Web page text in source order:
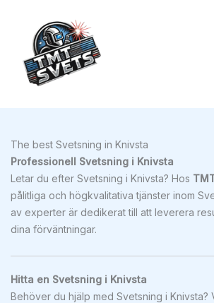
innehåll
The best Svetsning in Knivsta
Professionell Svetsning i Knivsta
Letar du efter Svetsning i Knivsta? Hos
pålitliga och högkvalitativa tjänster inom
av experter är dedikerat till att leverera
dina förväntningar.
Hitta en Svetsning i Knivsta
Behöver du hjälp med Svetsning i Knivsta?